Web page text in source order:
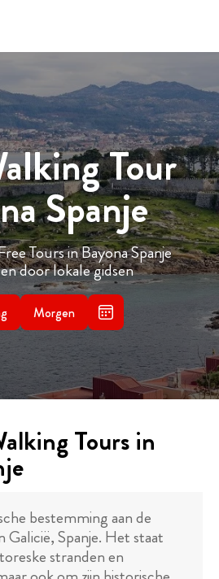
Tour
Spanje
Tours in Bayona Spanje
door lokale gidsen
Morgen
Tours in
bestemming aan de
Spanje. Het staat
stranden en